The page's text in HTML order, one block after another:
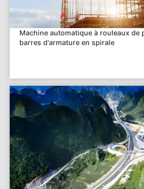
Machine automatique à rouleaux de
barres d'armature en spirale